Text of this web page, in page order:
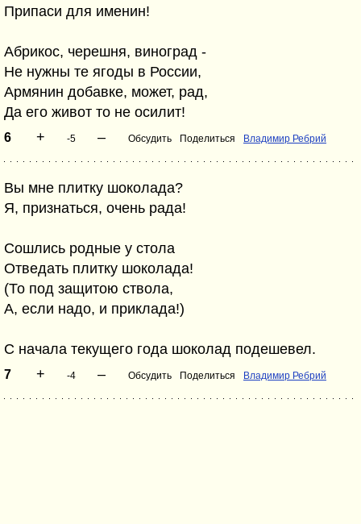
Припаси для именин!
Абрикос, черешня, виноград -
Не нужны те ягоды в России,
Армянин добавке, может, рад,
Да его живот то не осилит!
6 + -5 – Обсудить Поделиться Владимир Ребрий
Вы мне плитку шоколада?
Я, признаться, очень рада!
Сошлись родные у стола
Отведать плитку шоколада!
(То под защитою ствола,
А, если надо, и приклада!)
С начала текущего года шоколад подешевел.
7 + -4 – Обсудить Поделиться Владимир Ребрий